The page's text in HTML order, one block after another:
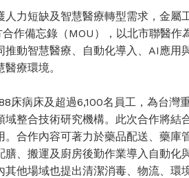
人力短缺及智慧醫療轉型需求，金屬
作備忘錄（MOU），以北市聯醫作
推動智慧醫療、自動化導入、AI應用
療環境。
床病床及超過6,100名員工，為台灣
域整合技術研究機構。此次合作將結
。合作內容可著力於藥品配送、藥庫
膳、搬運及廚房後勤作業導入自動化
其他場域也提出清潔消毒、物流、環